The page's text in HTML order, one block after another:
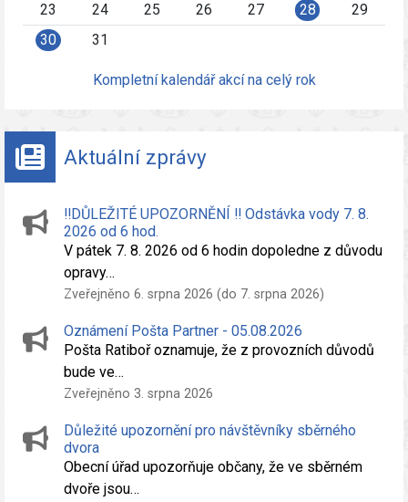
23
24 25 26 27 28
29
30
31
Kompletní kalendář akcí na celý rok
Aktuální zprávy
‼️DŮLEŽITÉ UPOZORNĚNÍ ‼️ Odstávka vody 7. 8.
2026 od 6 hod.
V pátek 7. 8. 2026 od 6 hodin dopoledne z důvodu
opravy…
Zveřejněno 6. srpna 2026 (do 7. srpna 2026)
Oznámení Pošta Partner - 05.08.2026
Pošta Ratiboř oznamuje, že z provozních důvodů
bude ve…
Zveřejněno 3. srpna 2026
Důležité upozornění pro návštěvníky sběrného
dvora
Obecní úřad upozorňuje občany, že ve sběrném
dvoře jsou…